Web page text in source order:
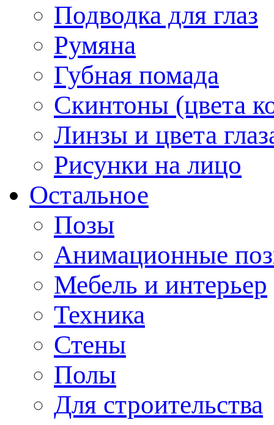
Подводка для глаз
Румяна
Губная помада
Скинтоны (цвета
Линзы и цвета
Рисунки на лицо
Остальное
Позы
Анимационные
Мебель и интерьер
Техника
Стены
Полы
Для строительства